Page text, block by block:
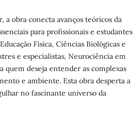
obra conecta avanços teóricos da
para profissionais e estudantes
Física, Ciências Biológicas e
e especialistas, Neurociência em
quem deseja entender as complexas
e ambiente. Esta obra desperta a
no fascinante universo da